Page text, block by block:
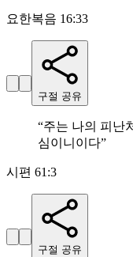
요한복음 16:33
구절 공유
“주는 나의 피난
심이니이다”
시편 61:3
구절 공유